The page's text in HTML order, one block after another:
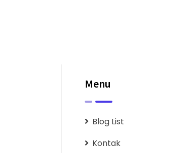
Menu
Blog List
Kontak